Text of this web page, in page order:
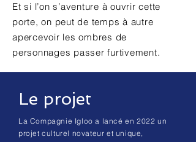
Et si l’on s’aventure à ouvrir cette
porte, on peut de temps à autre
apercevoir les ombres de
personnages passer furtivement.
Le projet
La Compagnie Igloo a lancé en 2022 un
projet culturel novateur et unique,